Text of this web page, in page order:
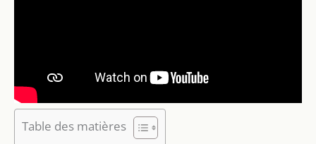
Table des matières